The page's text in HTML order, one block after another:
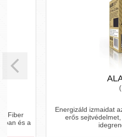
ALA (Alfa-
(120
Energizáld izmaidat az Alfa-
erős sejtvédelmet,
idegrendszered